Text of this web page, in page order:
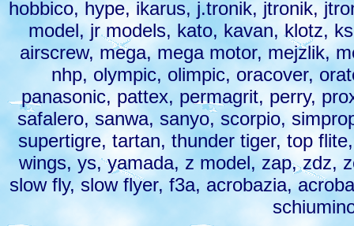
hobbico, hype, ikarus, j.tronik, jtronik,
model, jr models, kato, kavan, klotz,
airscrew, mega, mega motor, mejzlik,
nhp, olympic, olimpic, oracover,
panasonic, pattex, permagrit, perry,
safalero, sanwa, sanyo, scorpio,
supertigre, tartan, thunder tiger, top
wings, ys, yamada, z model, zap, zdz,
slow fly, slow flyer, f3a, acrobazia,